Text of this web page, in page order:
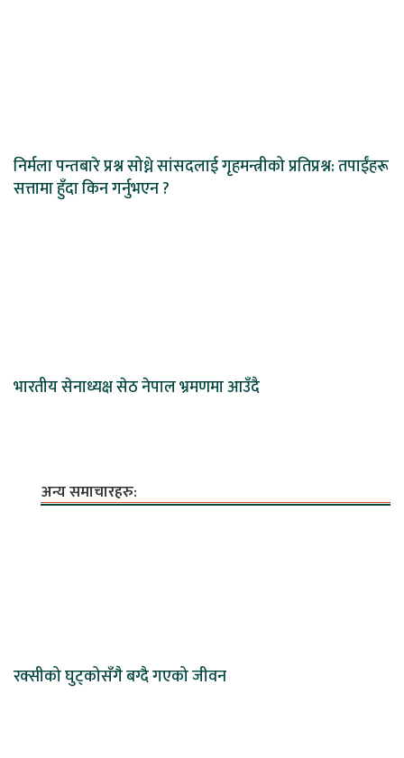
निर्मला पन्तबारे प्रश्न सोध्ने सांसदलाई गृहमन्त्रीको प्रतिप्रश्न: तपाईंहरू
सत्तामा हुँदा किन गर्नुभएन ?
भारतीय सेनाध्यक्ष सेठ नेपाल भ्रमणमा आउँदै
अन्य समाचारहरु:
रक्सीको घुट्कोसँगै बग्दै गएको जीवन